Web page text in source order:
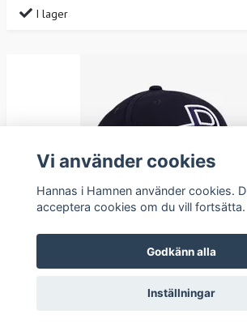
I lager
Vi använder cookies
Hannas i Hamnen använder cookies.
acceptera cookies om du vill fortsätta.
Godkänn alla
Inställningar